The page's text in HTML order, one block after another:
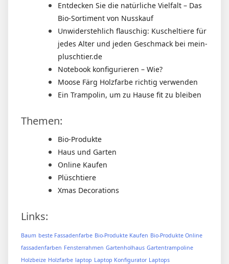
Entdecken Sie die natürliche Vielfalt – Das
Bio-Sortiment von Nusskauf
Unwiderstehlich flauschig: Kuscheltiere für
jedes Alter und jeden Geschmack bei mein-
pluschtier.de
Notebook konfigurieren – Wie?
Moose Färg Holzfarbe richtig verwenden
Ein Trampolin, um zu Hause fit zu bleiben
Themen:
Bio-Produkte
Haus und Garten
Online Kaufen
Plüschtiere
Xmas Decorations
Links:
Baum beste Fassadenfarbe Bio-Produkte Kaufen Bio-Produkte Online
fassadenfarben Fensterrahmen Gartenholhaus Gartentrampoline
Holzbeize Holzfarbe laptop Laptop Konfigurator Laptops